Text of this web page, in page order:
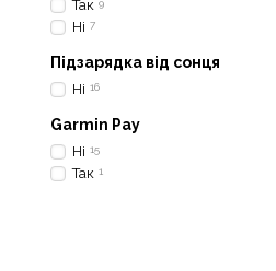
Так 9
Ні 7
Підзарядка від сонця
Ні 16
Garmin Pay
Ні 15
Так 1